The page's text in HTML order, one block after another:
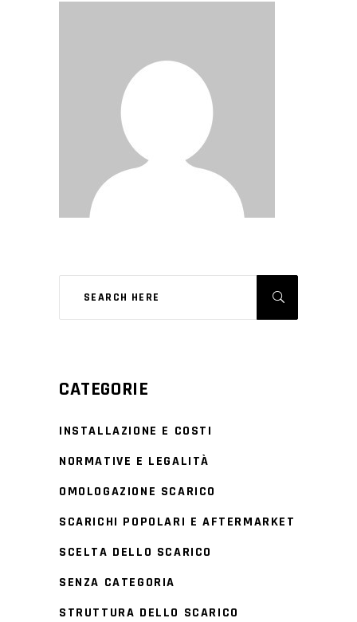
CATEGORIE
INSTALLAZIONE E COSTI
NORMATIVE E LEGALITÀ
OMOLOGAZIONE SCARICO
SCARICHI POPOLARI E AFTERMARKET
SCELTA DELLO SCARICO
SENZA CATEGORIA
STRUTTURA DELLO SCARICO